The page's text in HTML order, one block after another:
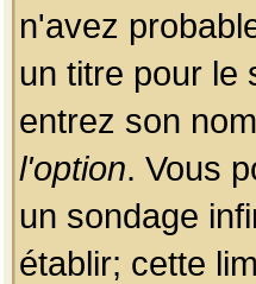
n'avez
un titre pour le
entrez son
l'option. Vous
un sondage
établir; cette